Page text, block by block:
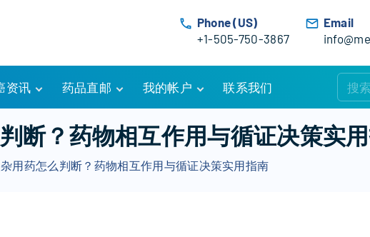
Phone (US)
+1-505-750-3867
Email
资讯
有答
指南
信息
药品直邮
购物车
订单追踪
优惠活动
我的帐户
账户详情
我的订单
联系我们
断？药物相互作用与循证决策实
用药怎么判断？药物相互作用与循证决策实用指南